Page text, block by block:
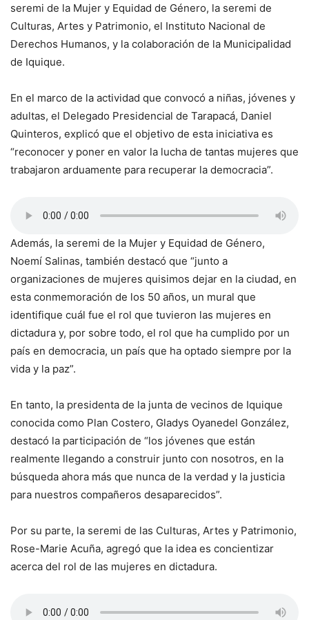
seremi de la Mujer y Equidad de Género, la seremi de
Culturas, Artes y Patrimonio, el Instituto Nacional de
Derechos Humanos, y la colaboración de la Municipalidad
de Iquique.
En el marco de la actividad que convocó a niñas, jóvenes y
adultas, el Delegado Presidencial de Tarapacá, Daniel
Quinteros, explicó que el objetivo de esta iniciativa es
“reconocer y poner en valor la lucha de tantas mujeres que
trabajaron arduamente para recuperar la democracia”.
Además, la seremi de la Mujer y Equidad de Género,
Noemí Salinas, también destacó que “junto a
organizaciones de mujeres quisimos dejar en la ciudad, en
esta conmemoración de los 50 años, un mural que
identifique cuál fue el rol que tuvieron las mujeres en
dictadura y, por sobre todo, el rol que ha cumplido por un
país en democracia, un país que ha optado siempre por la
vida y la paz”.
En tanto, la presidenta de la junta de vecinos de Iquique
conocida como Plan Costero, Gladys Oyanedel González,
destacó la participación de “los jóvenes que están
realmente llegando a construir junto con nosotros, en la
búsqueda ahora más que nunca de la verdad y la justicia
para nuestros compañeros desaparecidos”.
Por su parte, la seremi de las Culturas, Artes y Patrimonio,
Rose-Marie Acuña, agregó que la idea es concientizar
acerca del rol de las mujeres en dictadura.